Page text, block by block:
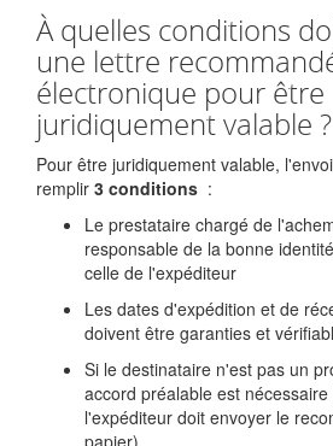
À quelles conditions
une lettre
électronique pour être
juridiquement valable ?
Pour être juridiquement valable,
remplir 3 conditions :
Le prestataire chargé de
responsable de la bonne
celle de l'expéditeur
Les dates d'expédition et de
doivent être garanties et
Si le destinataire n'est pas un
accord préalable est
l'expéditeur doit envoyer le
papier).